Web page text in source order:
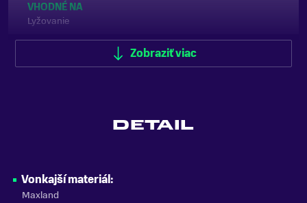
VHODNÉ NA
Lyžovanie
PAROPRIEPUSTNOSŤ
ZNAČKA
Stöckli
Zobraziť viac
DETAIL
Vonkajší materiál:
Maxland